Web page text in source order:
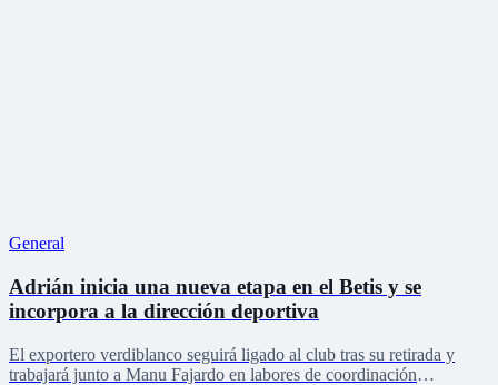
General
Adrián inicia una nueva etapa en el Betis y se
incorpora a la dirección deportiva
El exportero verdiblanco seguirá ligado al club tras su retirada y
trabajará junto a Manu Fajardo en labores de coordinación